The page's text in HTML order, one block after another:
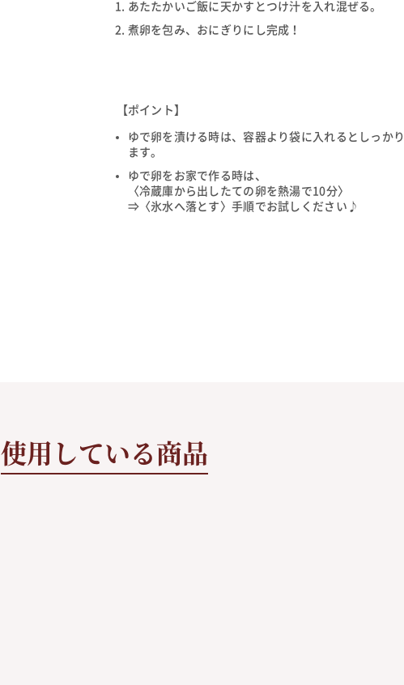
あたたかいご飯に天かすとつけ汁を入れ混ぜる。
煮卵を包み、おにぎりにし完成！
【ポイント】
ゆで卵を漬ける時は、容器より袋に入れるとしっか
ます。
ゆで卵をお家で作る時は、
〈冷蔵庫から出したての卵を熱湯で10分〉
⇒〈氷水へ落とす〉手順でお試しください♪
使用している商品